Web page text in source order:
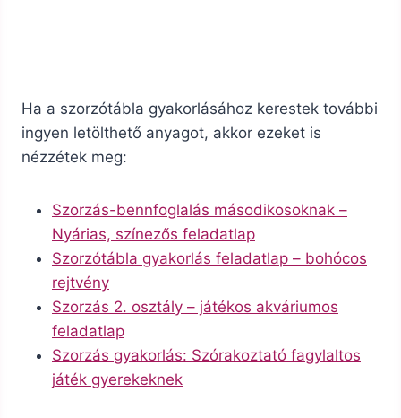
Ha a szorzótábla gyakorlásához kerestek további
ingyen letölthető anyagot, akkor ezeket is
nézzétek meg:
Szorzás-bennfoglalás másodikosoknak –
Nyárias, színezős feladatlap
Szorzótábla gyakorlás feladatlap – bohócos
rejtvény
Szorzás 2. osztály – játékos akváriumos
feladatlap
Szorzás gyakorlás: Szórakoztató fagylaltos
játék gyerekeknek